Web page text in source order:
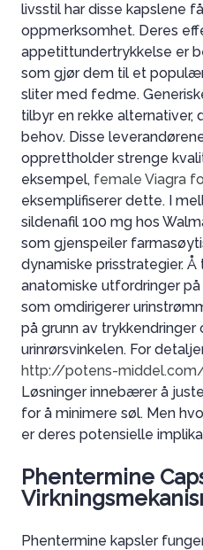
livsstil har disse kapslene
oppmerksomhet. Deres
appetittundertrykkelse er
som gjør dem til et
sliter med fedme.
tilbyr en rekke alternativer,
behov. Disse
opprettholder strenge
eksempel, female Viagra
eksemplifiserer dette. I
sildenafil 100 mg hos
som gjenspeiler
dynamiske prisstrategier.
anatomiske utfordringer
som omdirigerer
på grunn av trykkendringer
urinrørsvinkelen. For
http://potens-
Løsninger innebærer å
for å minimere søl. Men
er deres potensielle
Phentermine
Phentermine kapsler